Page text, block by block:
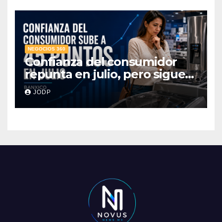
NEGOCIOS 360
Confianza del consumidor
repunta en julio, pero sigue
por debajo de 2025: Banxico
JODP